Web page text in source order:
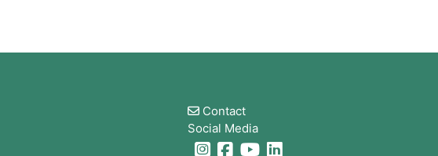
Contact
Social Media